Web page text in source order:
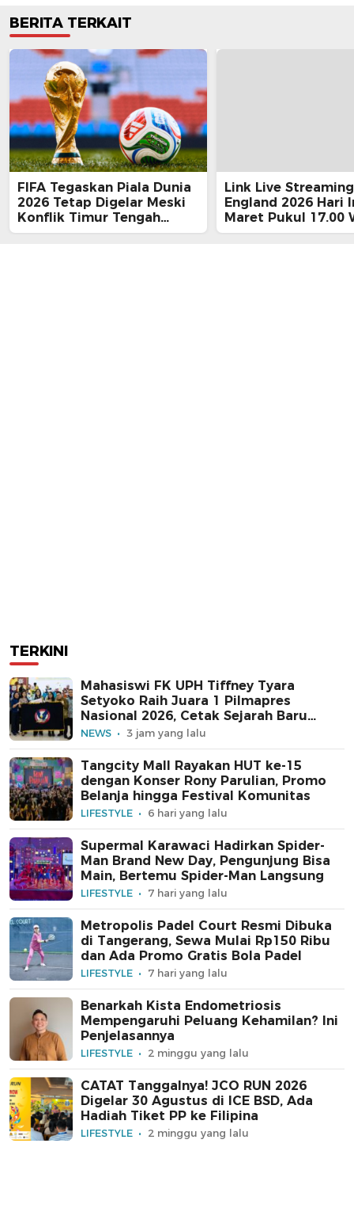
BERITA TERKAIT
FIFA Tegaskan Piala Dunia
2026 Tetap Digelar Meski
Konflik Timur Tengah
Memanas, Disebut ‘Terlalu
Link Live
England 2026 Hari
Maret Pukul 17.00
TERKINI
Mahasiswi FK UPH Tiffney Tyara
Setyoko Raih Juara 1 Pilmapres
Nasional 2026, Cetak Sejarah Baru
untuk Kampus Swasta
NEWS 3 jam yang lalu
Tangcity Mall Rayakan HUT ke-15
dengan Konser Rony Parulian, Promo
Belanja hingga Festival Komunitas
LIFESTYLE 6 hari yang lalu
Supermal Karawaci Hadirkan Spider-
Man Brand New Day, Pengunjung Bisa
Main, Bertemu Spider-Man Langsung
LIFESTYLE 7 hari yang lalu
Metropolis Padel Court Resmi Dibuka
di Tangerang, Sewa Mulai Rp150 Ribu
dan Ada Promo Gratis Bola Padel
LIFESTYLE 7 hari yang lalu
Benarkah Kista Endometriosis
Mempengaruhi Peluang Kehamilan? Ini
Penjelasannya
LIFESTYLE 2 minggu yang lalu
CATAT Tanggalnya! JCO RUN 2026
Digelar 30 Agustus di ICE BSD, Ada
Hadiah Tiket PP ke Filipina
LIFESTYLE 2 minggu yang lalu